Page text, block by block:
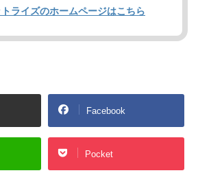
ライズのホームページはこちら
Facebook
Pocket